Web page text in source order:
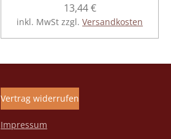
13,44 €
inkl. MwSt zzgl.Versandkosten
Vertrag widerrufen
Impressum